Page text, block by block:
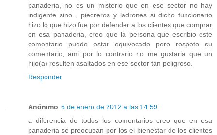
panaderia, no es un misterio que en ese sector no hay
indigente sino , piedreros y ladrones si dicho funcionario
hizo lo que hizo fue por defender a los clientes que comprar
en esa panaderia, creo que la persona que escribio este
comentario puede estar equivocado pero respeto su
comentario, ami por lo contrario no me gustaria que un
hijo(a) resulten asaltados en ese sector tan peligroso.
Responder
Anónimo 6 de enero de 2012 a las 14:59
a diferencia de todos los comentarios creo que en esa
panaderia se preocupan por los el bienestar de los clientes